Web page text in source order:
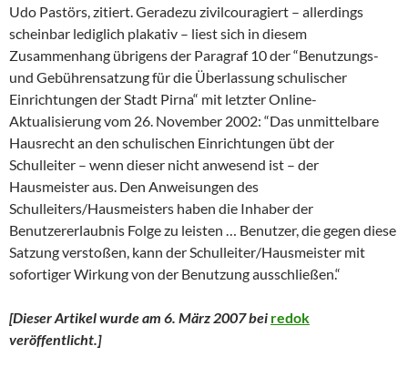
Udo Pastörs, zitiert. Geradezu zivilcouragiert – allerdings
scheinbar lediglich plakativ – liest sich in diesem
Zusammenhang übrigens der Paragraf 10 der “Benutzungs-
und Gebührensatzung für die Überlassung schulischer
Einrichtungen der Stadt Pirna“ mit letzter Online-
Aktualisierung vom 26. November 2002: “Das unmittelbare
Hausrecht an den schulischen Einrichtungen übt der
Schulleiter – wenn dieser nicht anwesend ist – der
Hausmeister aus. Den Anweisungen des
Schulleiters/Hausmeisters haben die Inhaber der
Benutzererlaubnis Folge zu leisten … Benutzer, die gegen diese
Satzung verstoßen, kann der Schulleiter/Hausmeister mit
sofortiger Wirkung von der Benutzung ausschließen.“
[Dieser Artikel wurde am 6. März 2007 bei redok
veröffentlicht.]